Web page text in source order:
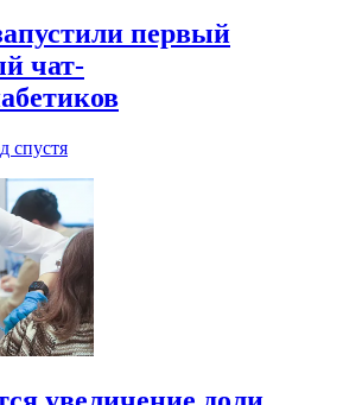
первый
чат-
спустя